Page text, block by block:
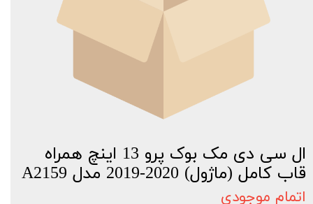
ال سی دی مک بوک پرو 13 اینچ همراه
قاب کامل (ماژول) 2020-2019 مدل A2159
اتمام موجودی